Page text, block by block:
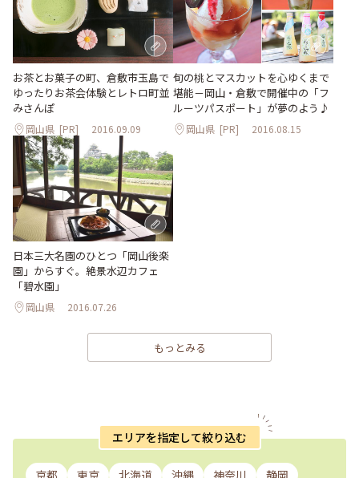
お茶とお菓子の町、倉敷市玉島で
ゆったりお茶会体験とレトロ町並
みさんぽ
岡山県 [PR] 2016.09.09
旬の桃とマスカットを心ゆくまで
堪能－岡山・倉敷で開催中の「フ
ルーツパスポート」が夢のよう♪
岡山県 [PR] 2016.08.15
日本三大名園のひとつ「岡山後楽
園」からすぐ。絶景水辺カフェ
「碧水園」
岡山県 2016.07.26
もっとみる
エリアを指定して絞り込む